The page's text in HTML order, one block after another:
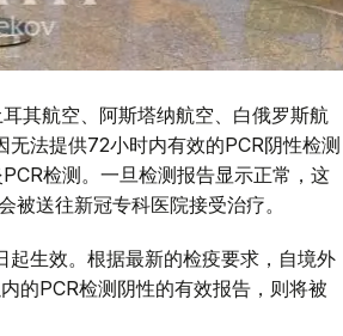
其航空、阿斯塔纳航空、白俄罗斯航
法提供72小时内有效的PCR阴性检测
检测。一旦检测报告显示正常，这
送往新冠专科医院接受治疗。
生效。根据最新的检疫要求，自境外
的PCR检测阴性的有效报告，则将被